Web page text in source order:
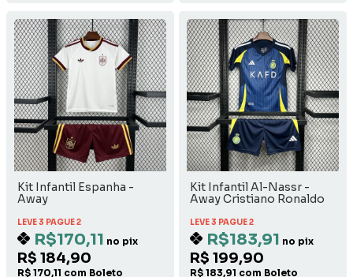
Kit Infantil Espanha -
Away
LEVE 3 PAGUE 2
R$170,11 no pix
R$ 184,90
R$ 170,11 com Boleto
Kit Infantil Al-Nassr -
Away Cristiano Ronaldo
LEVE 3 PAGUE 2
R$183,91 no pix
R$ 199,90
R$ 183,91 com Boleto